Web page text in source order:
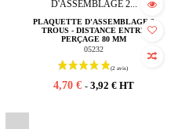
PLAQUETTE D'ASSEMBLAGE 2
TROUS - DISTANCE ENTRE
PERÇAGE 80 MM
05232
4,70 € - 3,92 € HT